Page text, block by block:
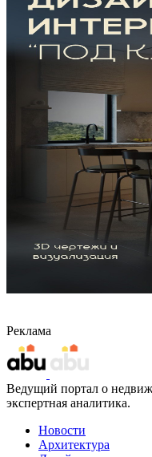
Реклама
Ведущий портал о
экспертная аналитика.
Новости
Архитектура